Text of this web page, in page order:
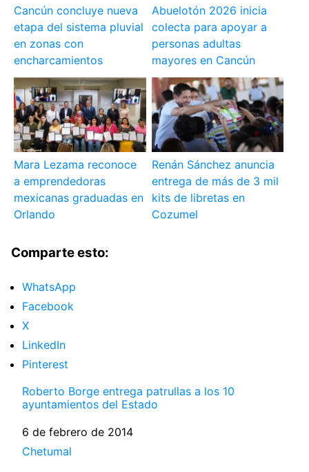
Cancún concluye nueva
etapa del sistema pluvial
en zonas con
encharcamientos
Abuelotón 2026 inicia
colecta para apoyar a
personas adultas
mayores en Cancún
Mara Lezama reconoce
a emprendedoras
mexicanas graduadas en
Orlando
Renán Sánchez anuncia
entrega de más de 3 mil
kits de libretas en
Cozumel
Comparte esto:
WhatsApp
Facebook
X
LinkedIn
Pinterest
Roberto Borge entrega patrullas a los 10
ayuntamientos del Estado
Fecha
6 de febrero de 2014
Respecto a
Chetumal